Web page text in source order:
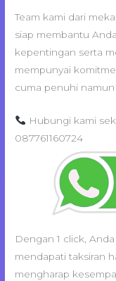
Team kami dari
siap membantu
kepentingan serta
mempunyai
cuma penuhi
Hubungi kami
087761160724
Dengan 1 click,
mendapati taksiran
mengharap